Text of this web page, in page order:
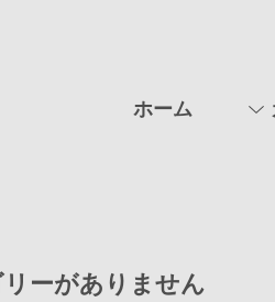
ホーム
ーがありません